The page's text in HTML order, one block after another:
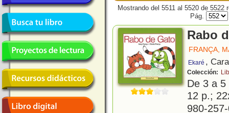
Mostrando del 5511 al 5520 de 5522
Pág.
Rabo
FRANÇA,
Ekaré ,
Colección:
De 3 a
12 p.;
980-